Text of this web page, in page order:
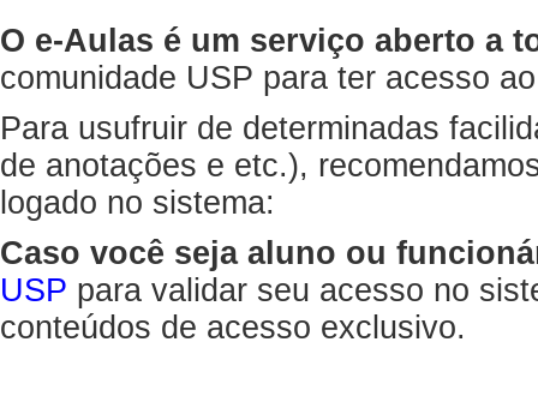
O e-Aulas é um serviço aberto a
comunidade USP para ter acesso
Para usufruir de determinadas
de anotações e etc.),
logado no sistema:
Caso você seja aluno ou
USP para validar seu acesso no
conteúdos de acesso exclusivo.